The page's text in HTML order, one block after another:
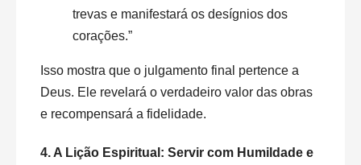
trevas e manifestará os desígnios dos
corações.”
Isso mostra que o julgamento final pertence a
Deus. Ele revelará o verdadeiro valor das obras
e recompensará a fidelidade.
4. A Lição Espiritual: Servir com Humildade e